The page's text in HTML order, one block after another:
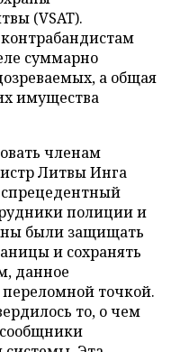
(VSAT).
суммарно
а общая
имущества
членам
Литвы Инга
полиции и
были защищать
и сохранять
данное
точкой.
то, о чем
сообщники